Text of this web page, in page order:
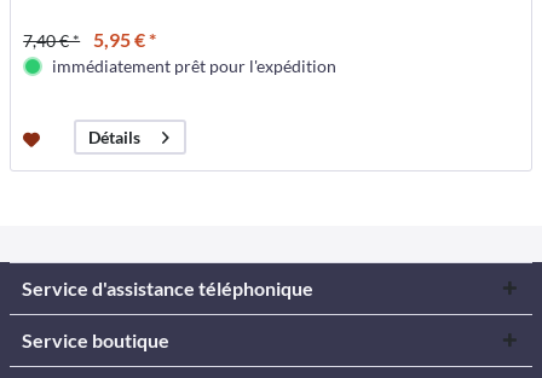
7,40 € * 5,95 € *
immédiatement prêt pour l'expédition
Détails
Service d'assistance téléphonique
Service boutique